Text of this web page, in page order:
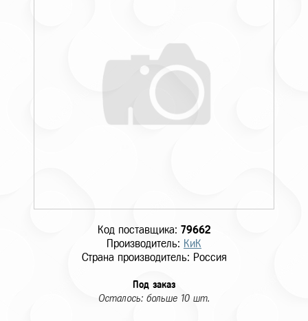
Код поставщика: 79662
Производитель: КиК
Страна производитель: Россия
Под заказ
Осталось: больше 10 шт.